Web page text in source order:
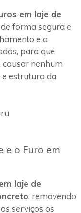
em laje de
forma segura e
e a
para que
causar nenhum
e estrutura da
e o Furo em
laje de
, removendo
serviços os